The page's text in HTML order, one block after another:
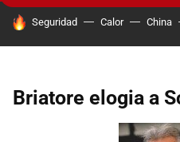
HOY SE HABLA DE
Seguridad Calor China
Briatore elogia a